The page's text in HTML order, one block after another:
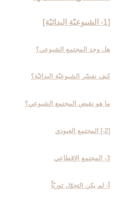
[1- الشيوعيّة البدائيّة]
هل وجد المجتمع الشيوعي؟
كيف نفسّر الشيوعيّة البدائيّة؟
ما هو نقيض المجتمع الشيوعي؟
[2-] المجتمع العبودي‏
3- المجتمع الإقطاعي‏
أ- لم يكن التحوّل ثوريّاً